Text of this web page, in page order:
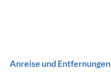
Anreise und Entfernungen